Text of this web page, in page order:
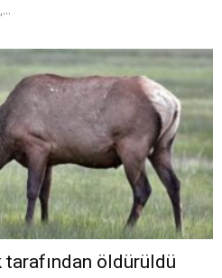
tarafından öldürüldü